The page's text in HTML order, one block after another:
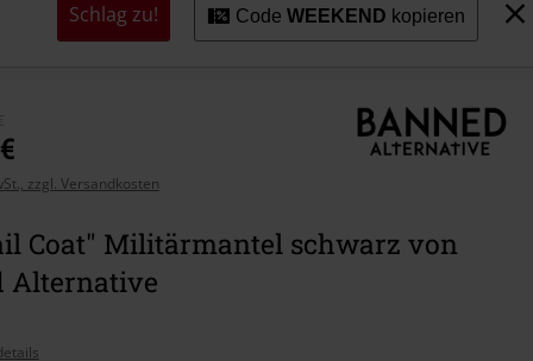
Schlag zu! CodeWEEKEND kopieren
zzgl. Versandkosten
Coat" Militärmantel schwarz von
Alternative